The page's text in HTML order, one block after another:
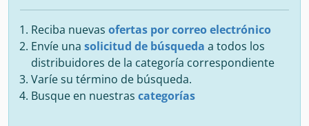
Reciba nuevas ofertas por correo electrónico
Envíe una solicitud de búsqueda a todos los
distribuidores de la categoría correspondiente
Varíe su término de búsqueda.
Busque en nuestras categorías